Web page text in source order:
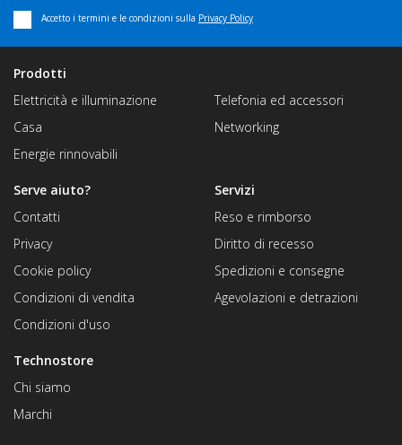
Accetto i termini e le condizioni sulla Privacy Policy
Prodotti
Elettricità e illuminazione
Casa
Energie rinnovabili
Telefonia ed accessori
Networking
Technostore
Chi siamo
Marchi
Servizi
Reso e rimborso
Diritto di recesso
Spedizioni e consegne
Agevolazioni e detrazioni
Serve aiuto?
Contatti
Privacy
Cookie policy
Condizioni di vendita
Condizioni d'uso